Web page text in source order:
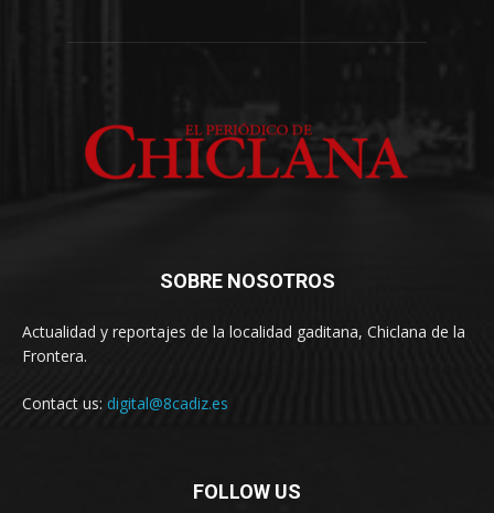
SOBRE NOSOTROS
Actualidad y reportajes de la localidad gaditana, Chiclana de la
Frontera.
Contact us: digital@8cadiz.es
FOLLOW US